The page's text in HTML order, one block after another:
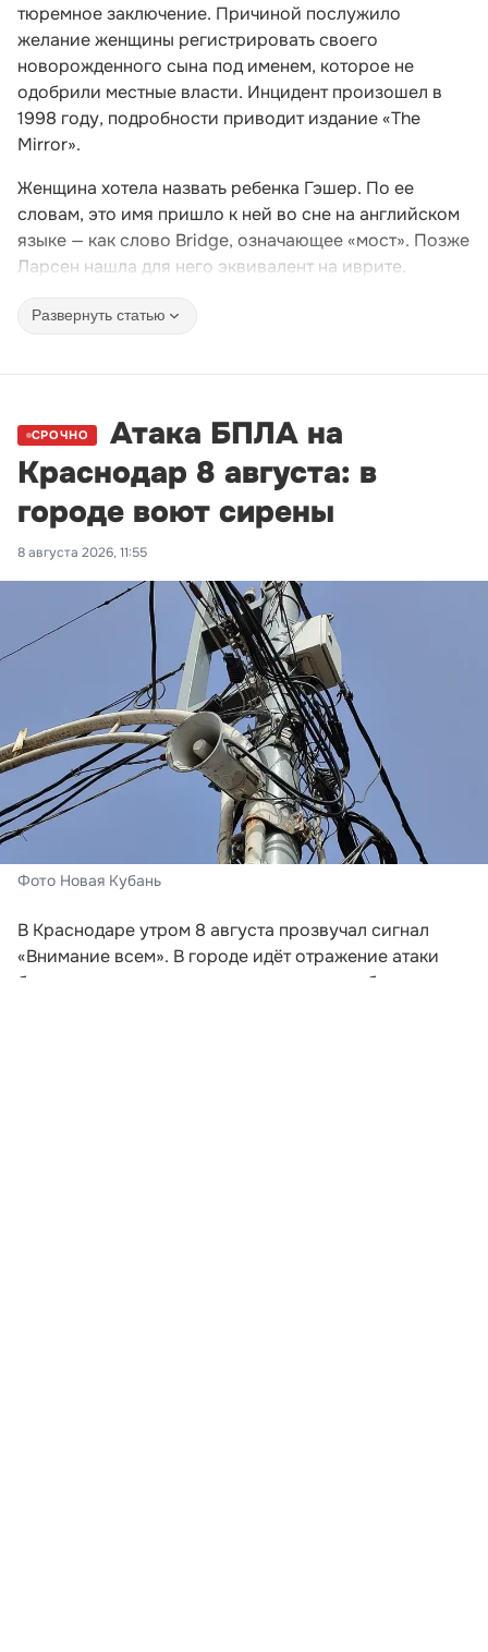
тюремное заключение. Причиной послужило
желание женщины регистрировать своего
новорожденного сына под именем, которое не
одобрили местные власти. Инцидент произошел в
1998 году, подробности приводит издание «The
Mirror».
Женщина хотела назвать ребенка Гэшер. По ее
словам, это имя пришло к ней во сне на английском
языке — как слово Bridge, означающее «мост». Позже
Ларсен нашла для него эквивалент на иврите.
Развернуть статью
СРОЧНО
Атака БПЛА на
Краснодар 8 августа: в
городе воют сирены
8 августа 2026, 11:55
Фото Новая Кубань
В Краснодаре утром 8 августа прозвучал сигнал
«Внимание всем». В городе идёт отражение атаки
беспилотных летательных аппаратов, сообщили в